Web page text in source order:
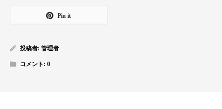
Pin it
投稿者: 管理者
コメント: 0